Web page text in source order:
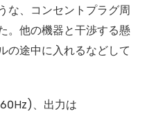
な、コンセントプラグ周
。他の機器と干渉する懸
の途中に入れるなどして
、出力は